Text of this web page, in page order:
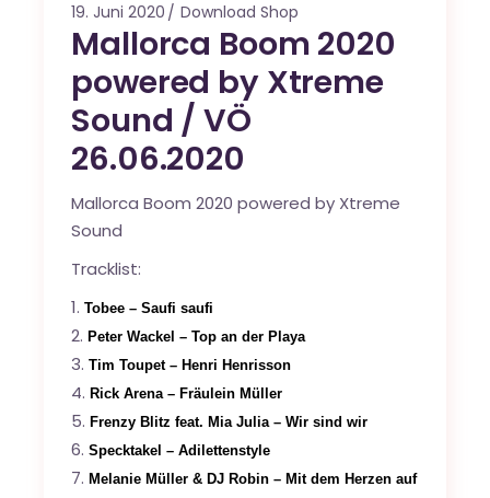
19. Juni 2020 Download Shop
Mallorca Boom 2020
powered by Xtreme
Sound / VÖ
26.06.2020
Mallorca Boom 2020 powered by Xtreme
Sound
Tracklist:
Tobee – Saufi saufi
Peter Wackel – Top an der Playa
Tim Toupet – Henri Henrisson
Rick Arena – Fräulein Müller
Frenzy Blitz feat. Mia Julia – Wir sind wir
Specktakel – Adilettenstyle
Melanie Müller & DJ Robin – Mit dem Herzen auf